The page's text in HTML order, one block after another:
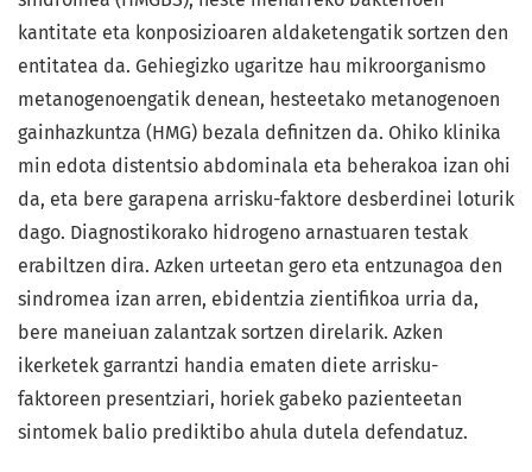
kantitate eta konposizioaren aldaketengatik sortzen den
entitatea da. Gehiegizko ugaritze hau mikroorganismo
metanogenoengatik denean, hesteetako metanogenoen
gainhazkuntza (HMG) bezala definitzen da. Ohiko klinika
min edota distentsio abdominala eta beherakoa izan ohi
da, eta bere garapena arrisku-faktore desberdinei loturik
dago. Diagnostikorako hidrogeno arnastuaren testak
erabiltzen dira. Azken urteetan gero eta entzunagoa den
sindromea izan arren, ebidentzia zientifikoa urria da,
bere maneiuan zalantzak sortzen direlarik. Azken
ikerketek garrantzi handia ematen diete arrisku-
faktoreen presentziari, horiek gabeko pazienteetan
sintomek balio prediktibo ahula dutela defendatuz.